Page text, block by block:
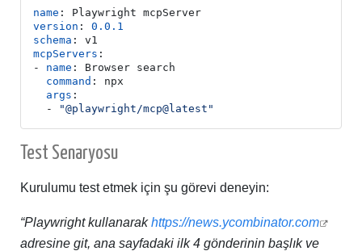
name :
Playwright mcpServer
version :
0.0.1
schema :
v1
mcpServers :
- name :
Browser search
command :
npx
args :
-
"@playwright/mcp@latest"
Test Senaryosu
Kurulumu test etmek için şu görevi deneyin:
“Playwright kullanarakhttps://news.ycombinator.com
adresine git, ana sayfadaki ilk 4 gönderinin başlık ve